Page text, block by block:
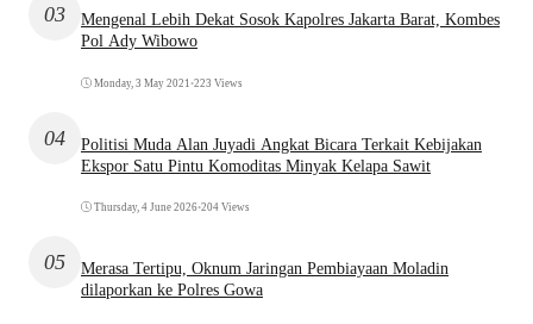
03
Mengenal Lebih Dekat Sosok Kapolres Jakarta Barat, Kombes
Pol Ady Wibowo
Monday, 3 May 2021 •223 Views
04
Politisi Muda Alan Juyadi Angkat Bicara Terkait Kebijakan
Ekspor Satu Pintu Komoditas Minyak Kelapa Sawit
Thursday, 4 June 2026•204 Views
05
Merasa Tertipu, Oknum Jaringan Pembiayaan Moladin
dilaporkan ke Polres Gowa